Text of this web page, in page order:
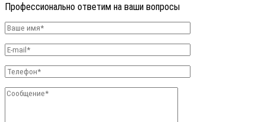
Профессионально ответим на ваши вопросы